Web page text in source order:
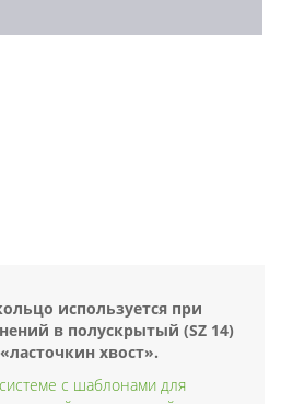
используется при
в полускрытый (SZ 14)
хвост».
с шаблонами для